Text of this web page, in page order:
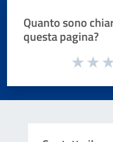
Quanto sono
questa pagina?
Valuta da 1 a 5 stelle la